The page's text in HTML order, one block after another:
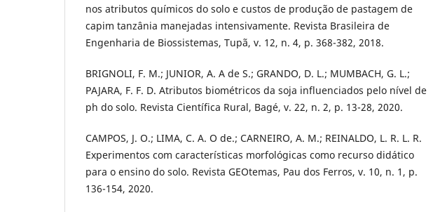
nos atributos químicos do solo e custos de produção de pastagem de
capim tanzânia manejadas intensivamente. Revista Brasileira de
Engenharia de Biossistemas, Tupã, v. 12, n. 4, p. 368-382, 2018.
BRIGNOLI, F. M.; JUNIOR, A. A de S.; GRANDO, D. L.; MUMBACH, G. L.;
PAJARA, F. F. D. Atributos biométricos da soja influenciados pelo nível de
ph do solo. Revista Científica Rural, Bagé, v. 22, n. 2, p. 13-28, 2020.
CAMPOS, J. O.; LIMA, C. A. O de.; CARNEIRO, A. M.; REINALDO, L. R. L. R.
Experimentos com características morfológicas como recurso didático
para o ensino do solo. Revista GEOtemas, Pau dos Ferros, v. 10, n. 1, p.
136-154, 2020.